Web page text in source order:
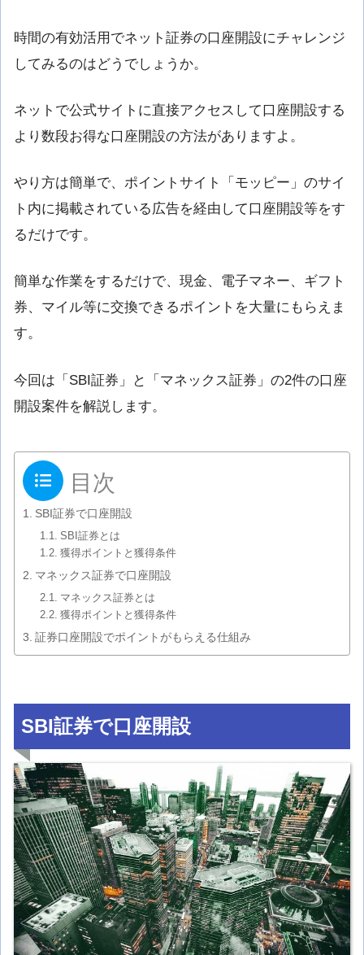
時間の有効活用でネット証券の口座開設にチャレンジ
してみるのはどうでしょうか。
ネットで公式サイトに直接アクセスして口座開設する
より数段お得な口座開設の方法がありますよ。
やり方は簡単で、ポイントサイト「モッピー」のサイ
ト内に掲載されている広告を経由して口座開設等をす
るだけです。
簡単な作業をするだけで、現金、電子マネー、ギフト
券、マイル等に交換できるポイントを大量にもらえま
す。
今回は「SBI証券」と「マネックス証券」の2件の口座
開設案件を解説します。
目次
SBI証券で口座開設
SBI証券とは
獲得ポイントと獲得条件
マネックス証券で口座開設
マネックス証券とは
獲得ポイントと獲得条件
証券口座開設でポイントがもらえる仕組み
SBI証券で口座開設